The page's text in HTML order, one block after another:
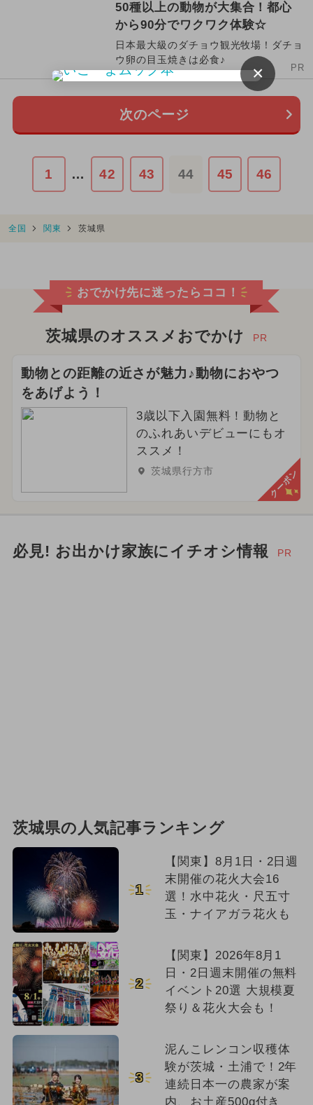
50種以上の動物が大集合！都心
から90分でワクワク体験☆
日本最大級のダチョウ観光牧場！ダチョ
ウ卵の目玉焼きは必食♪
PR
次のページ
1 … 42 43 44 45 46
全国 関東 茨城県
おでかけ先に迷ったらココ！
茨城県のオススメおでかけ PR
動物との距離の近さが魅力♪動物におやつ
をあげよう！
3歳以下入園無料！動物と
のふれあいデビューにもオ
ススメ！
茨城県行方市 クーポン
必見! お出かけ家族にイチオシ情報 PR
茨城県の人気記事ランキング
1
【関東】8月1日・2日週
末開催の花火大会16
選！水中花火・尺五寸
玉・ナイアガラ花火も
2
【関東】2026年8月1
日・2日週末開催の無料
イベント20選 大規模夏
祭り＆花火大会も！
3
泥んこレンコン収穫体
験が茨城・土浦で！2年
連続日本一の農家が案
内、お土産500g付き
×